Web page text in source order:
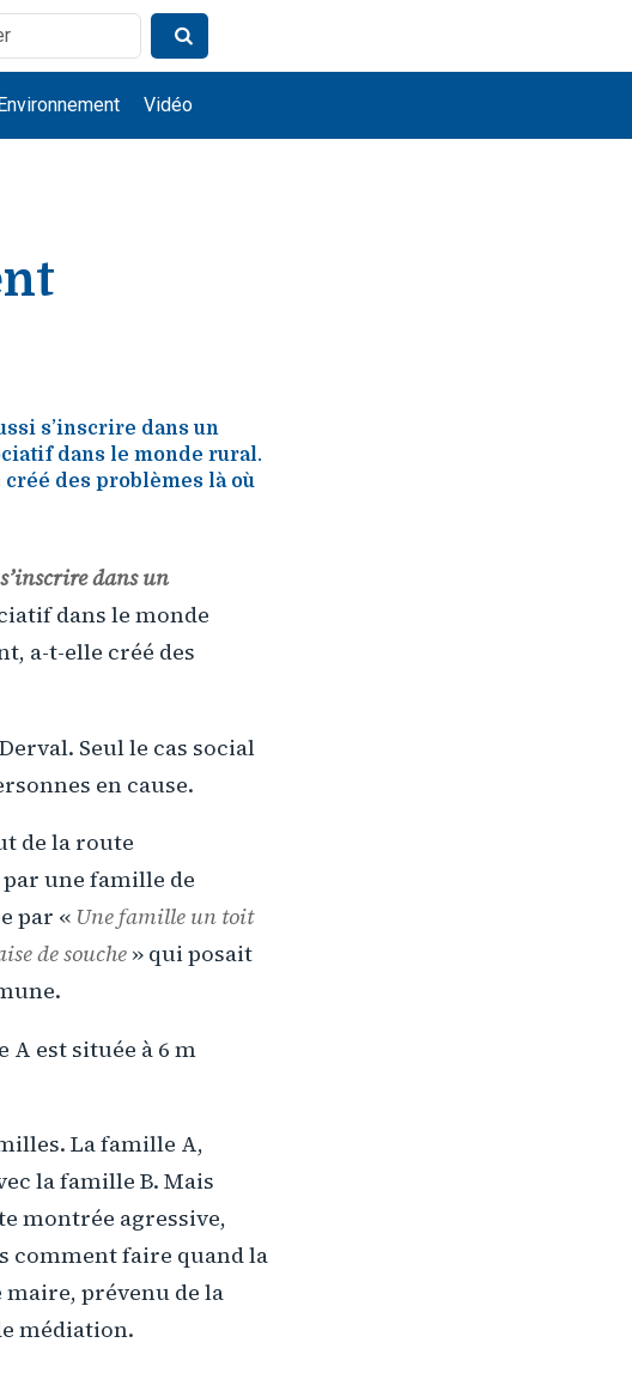
Vidéo
s’inscrire dans un
dans le monde rural.
créé des problèmes là où
dans un
dans le monde
a-t-elle créé des
Seul le cas social
en cause.
de la route
par une famille de
par « Une famille un toit
de souche» qui posait
est située à 6 m
La famille A,
la famille B. Mais
montrée agressive,
comment faire quand la
prévenu de la
médiation.